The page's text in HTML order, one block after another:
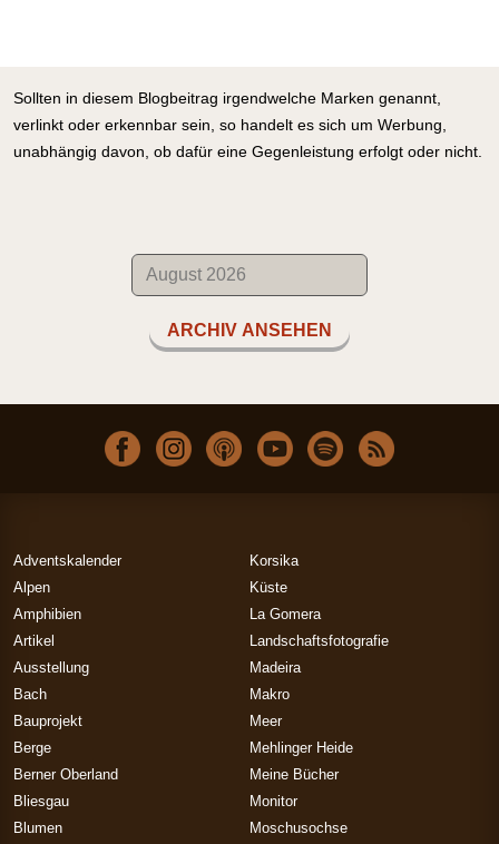
Sollten in diesem Blogbeitrag irgendwelche Marken genannt,
verlinkt oder erkennbar sein, so handelt es sich um Werbung,
unabhängig davon, ob dafür eine Gegenleistung erfolgt oder nicht.
ARCHIV ANSEHEN
Adventskalender
Alpen
Amphibien
Artikel
Ausstellung
Bach
Bauprojekt
Berge
Berner Oberland
Bliesgau
Blumen
Korsika
Küste
La Gomera
Landschaftsfotografie
Madeira
Makro
Meer
Mehlinger Heide
Meine Bücher
Monitor
Moschusochse